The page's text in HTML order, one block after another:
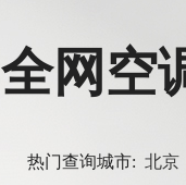
全网空
热门查询城市: 北京